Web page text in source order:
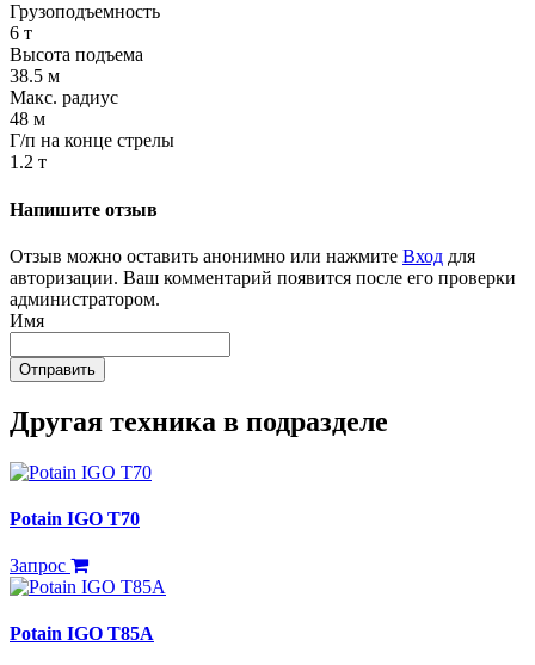
Грузоподъемность
6 т
Высота подъема
38.5 м
Макс. радиус
48 м
Г/п на конце стрелы
1.2 т
Напишите отзыв
Отзыв можно оставить анонимно или нажмите Вход для
авторизации. Ваш комментарий появится после его проверки
администратором.
Имя
Отправить
Другая техника в подразделе
Potain IGO T70
Запрос
Potain IGO T85A